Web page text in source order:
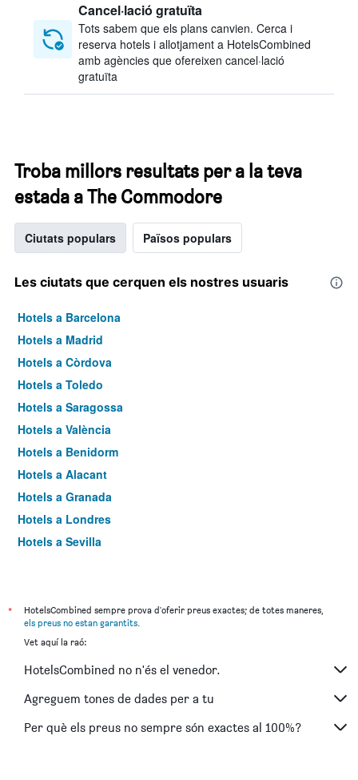
Cancel·lació gratuïta
Tots sabem que els plans canvien. Cerca i
reserva hotels i allotjament a HotelsCombined
amb agències que ofereixen cancel·lació
gratuïta
Troba millors resultats per a la teva
estada a The Commodore
Ciutats populars Països populars
Les ciutats que cerquen els nostres usuaris
Hotels a Barcelona
Hotels a Madrid
Hotels a Còrdova
Hotels a Toledo
Hotels a Saragossa
Hotels a València
Hotels a Benidorm
Hotels a Alacant
Hotels a Granada
Hotels a Londres
Hotels a Sevilla
*
HotelsCombined sempre prova d'oferir preus exactes; de totes maneres,
els preus no estan garantits.
Vet aquí la raó:
HotelsCombined no n'és el venedor.
Agreguem tones de dades per a tu
Per què els preus no sempre són exactes al 100%?